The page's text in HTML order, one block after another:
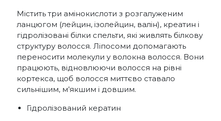
Містить три амінокислоти з розгалуженим
ланцюгом (лейцин, ізолейцин, валін), креатин і
гідролізовані білки спельти, які живлять білкову
структуру волосся. Ліпосоми допомагають
переносити молекули у волокна волосся. Вони
працюють, відновлюючи волосся на рівні
кортекса, щоб волосся миттєво ставало
сильнішим, м’якшим і довшим.
Гідролізований кератин